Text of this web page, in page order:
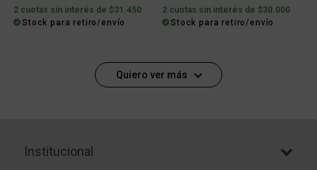
2 cuotas sin interés de $31.450
Stock para retiro/envío
2 cuotas sin interés de $30.000
Stock para retiro/envío
Quiero ver más
Institucional